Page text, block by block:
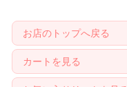
お店のトップへ戻る
カートを見る